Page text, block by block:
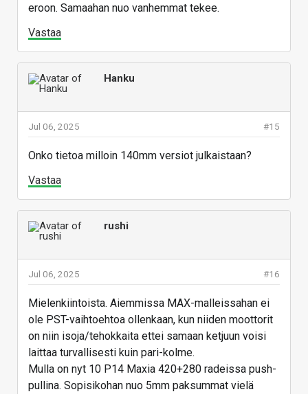
eroon. Samaahan nuo vanhemmat tekee.
Vastaa
Hanku
#15
Jul 06, 2025
Onko tietoa milloin 140mm versiot julkaistaan?
Vastaa
rushi
#16
Jul 06, 2025
Mielenkiintoista. Aiemmissa MAX-malleissahan ei
ole PST-vaihtoehtoa ollenkaan, kun niiden moottorit
on niin isoja/tehokkaita ettei samaan ketjuun voisi
laittaa turvallisesti kuin pari-kolme.
Mulla on nyt 10 P14 Maxia 420+280 radeissa push-
pullina. Sopisikohan nuo 5mm paksummat vielä